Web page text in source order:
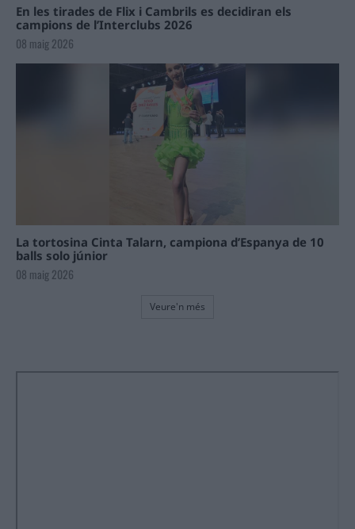
En les tirades de Flix i Cambrils es decidiran els
campions de l’Interclubs 2026
08 maig 2026
La tortosina Cinta Talarn, campiona d’Espanya de 10
balls solo júnior
08 maig 2026
Veure'n més